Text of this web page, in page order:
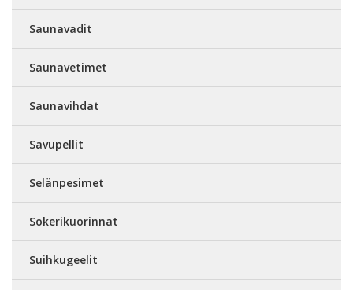
Saunavadit
Saunavetimet
Saunavihdat
Savupellit
Selänpesimet
Sokerikuorinnat
Suihkugeelit